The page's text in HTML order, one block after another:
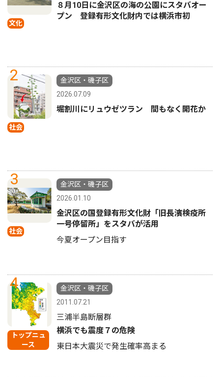
文化
８月10日に金沢区の海の公園にスタバオー
プン 登録有形文化財内では横浜市初
2
社会
金沢区・磯子区
2026.07.09
堀割川にリュウゼツラン 間もなく開花か
3
社会
金沢区・磯子区
2026.01.10
金沢区の国登録有形文化財「旧長濱検疫所
一号停留所」をスタバが活用
今夏オープン目指す
4
トップニュ
ース
金沢区・磯子区
2011.07.21
三浦半島断層群
横浜でも震度７の危険
東日本大震災で発生確率高まる